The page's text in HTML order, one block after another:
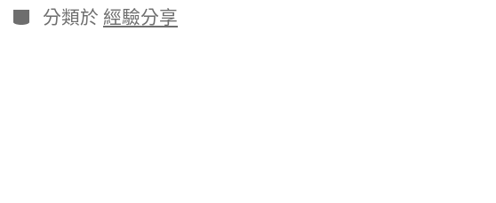
分
類
分類於 經驗分享